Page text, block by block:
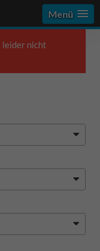
Menü
leider nicht